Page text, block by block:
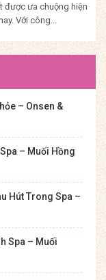
được ưa chuộng hiện
Với công...
Mua Hàng
– Onsen &
– Muối Hồng
Hút Trong Spa –
Spa – Muối